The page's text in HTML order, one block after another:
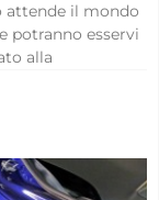
attende il mondo
potranno esservi
alla